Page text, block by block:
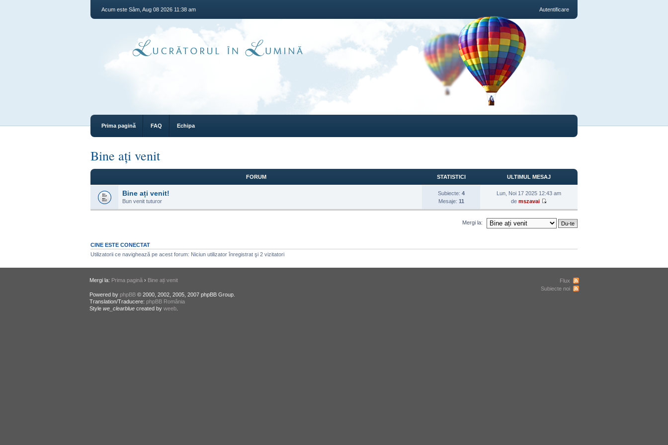
Acum este Sâm, Aug 08 2026 11:38 am Autentificare
Prima pagină FAQ Echipa
Bine ați venit
FORUM STATISTICI ULTIMUL MESAJ
Bine ați venit!
Bun venit tuturor
Subiecte: 4
Mesaje: 11
Lun, Noi 17 2025 12:43 am
de mszavai
Mergi la:
CINE ESTE CONECTAT
Utilizatorii ce navighează pe acest forum: Niciun utilizator înregistrat şi 2 vizitatori
Mergi la: Prima pagină › Bine ați venit
Powered by phpBB© 2000, 2002, 2005, 2007 phpBB Group.
Translation/Traducere: phpBB România
Style we_clearbluecreated by weeb.
Flux
Subiecte noi